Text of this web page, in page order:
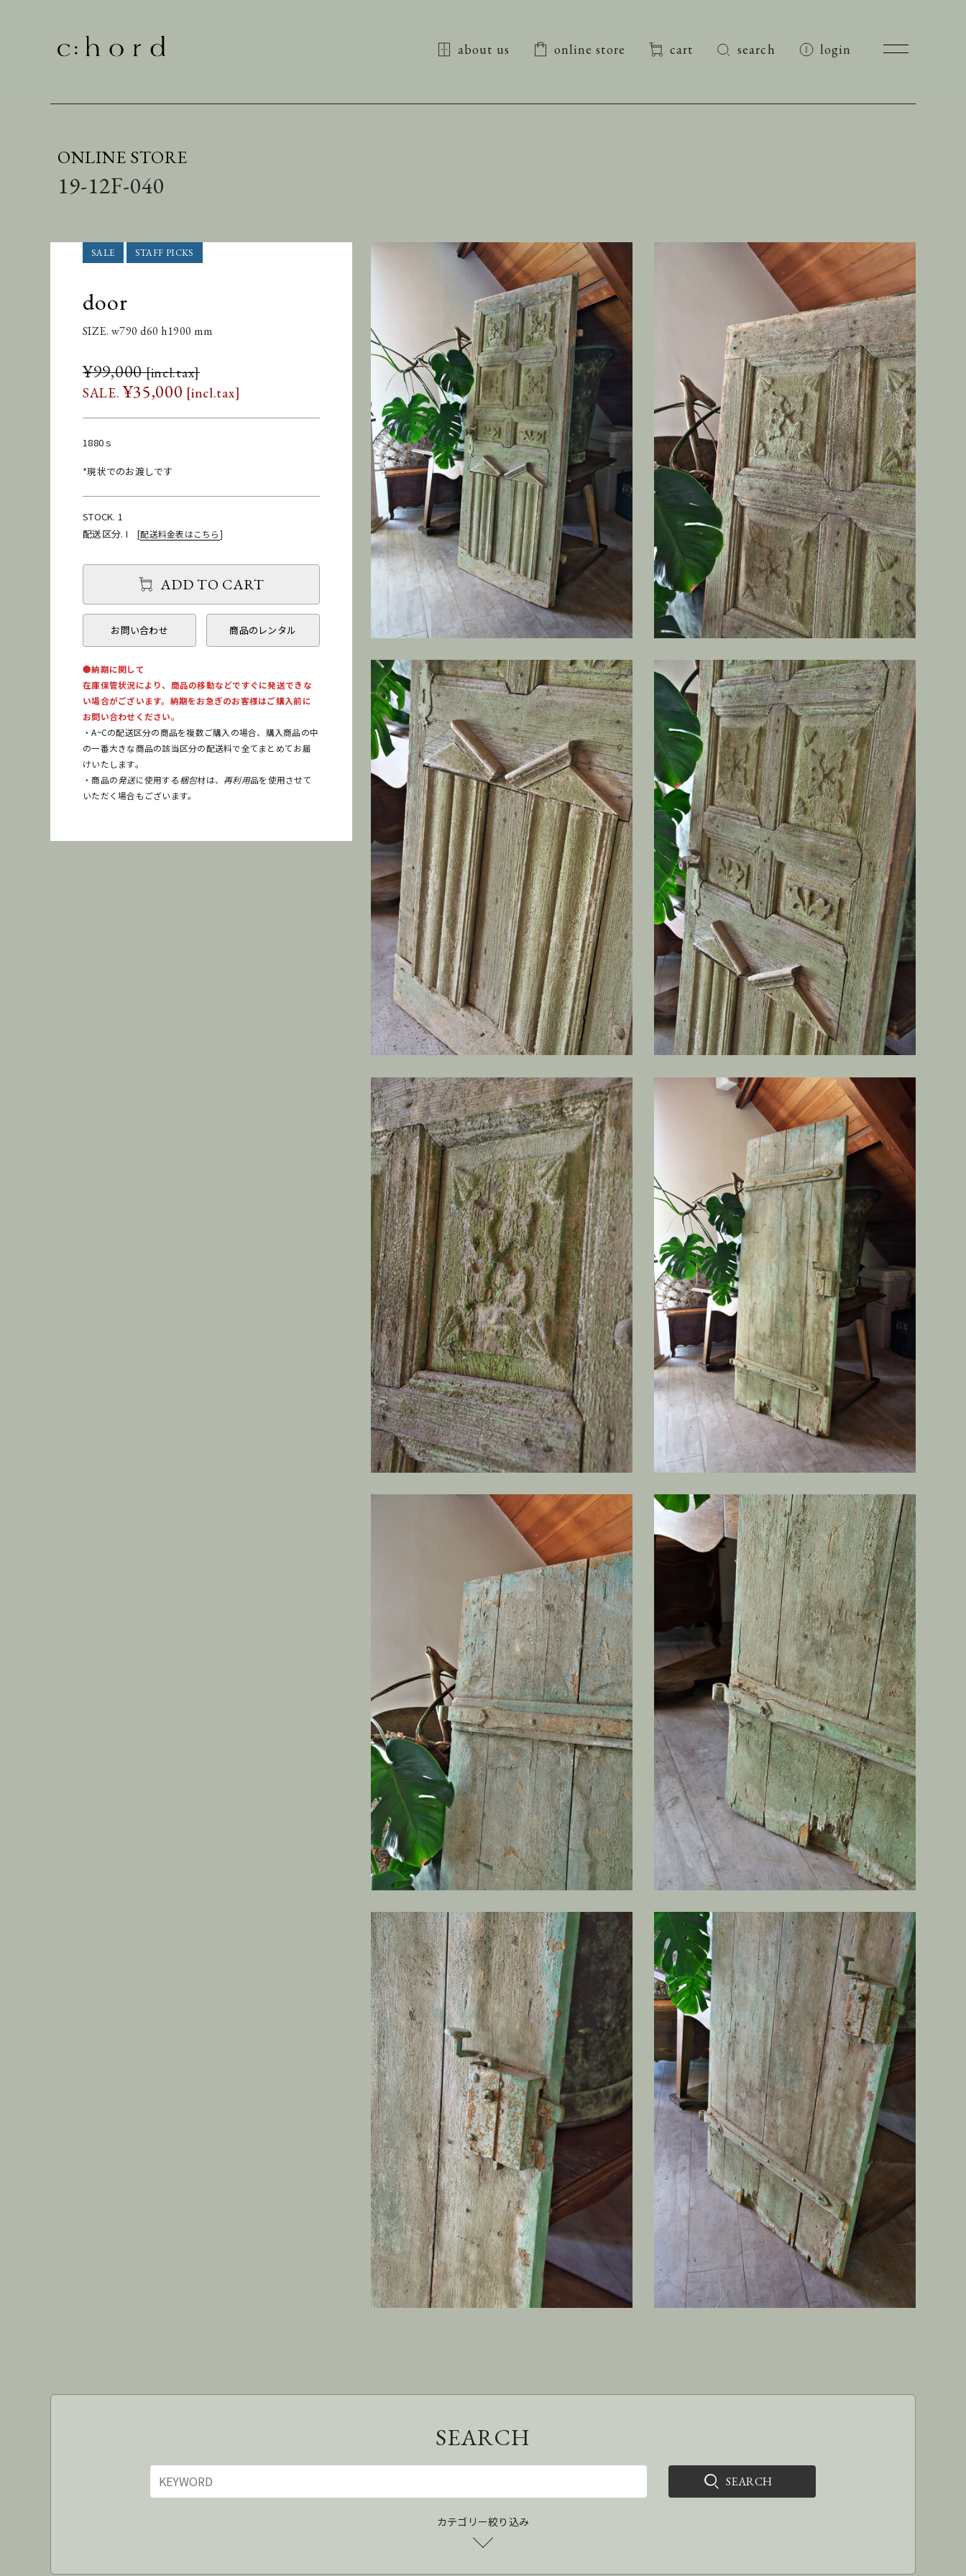
about us online store cart search login
ONLINE STORE
19-12F-040
door
SIZE. w790 d60 h1900 mm
¥99,000
¥35,000
1880ｓ
*現状でのお渡しです
STOCK. 1
配送区分. I[配送料金表はこちら]
ADD TO CART
お問い合わせ 商品のレンタル
●納期に関して
在庫保管状況により、商品の移動などですぐに発送できな
い場合がございます。納期をお急ぎのお客様はご購入前に
お問い合わせください。
・A~Cの配送区分の商品を複数ご購入の場合、購入商品の中
の一番大きな商品の該当区分の配送料で全てまとめてお届
けいたします。
・商品の発送に使用する梱包材は、 再利用品を使用させて
いただく場合もございます。
SEARCH
カテゴリー絞り込み